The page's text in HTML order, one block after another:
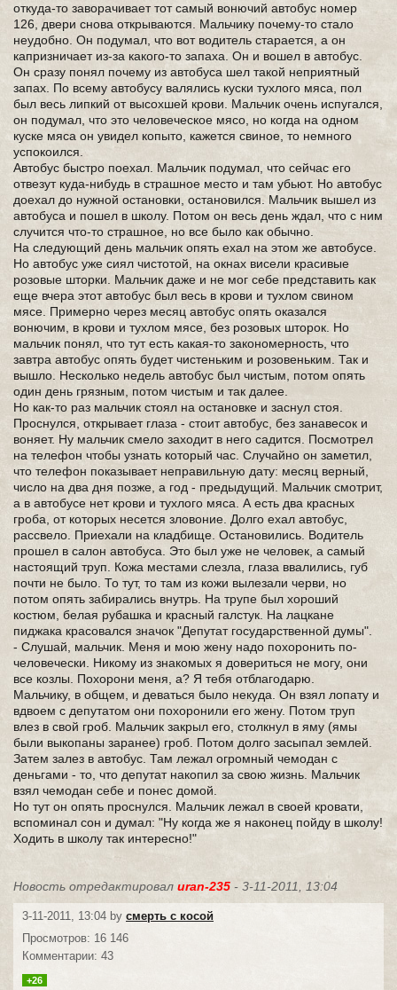
откуда-то заворачивает тот самый вонючий автобус номер
126, двери снова открываются. Мальчику почему-то стало
неудобно. Он подумал, что вот водитель старается, а он
капризничает из-за какого-то запаха. Он и вошел в автобус.
Он сразу понял почему из автобуса шел такой неприятный
запах. По всему автобусу валялись куски тухлого мяса, пол
был весь липкий от высохшей крови. Мальчик очень испугался,
он подумал, что это человеческое мясо, но когда на одном
куске мяса он увидел копыто, кажется свиное, то немного
успокоился.
Автобус быстро поехал. Мальчик подумал, что сейчас его
отвезут куда-нибудь в страшное место и там убьют. Но автобус
доехал до нужной остановки, остановился. Мальчик вышел из
автобуса и пошел в школу. Потом он весь день ждал, что с ним
случится что-то страшное, но все было как обычно.
На следующий день мальчик опять ехал на этом же автобусе.
Но автобус уже сиял чистотой, на окнах висели красивые
розовые шторки. Мальчик даже и не мог себе представить как
еще вчера этот автобус был весь в крови и тухлом свином
мясе. Примерно через месяц автобус опять оказался
вонючим, в крови и тухлом мясе, без розовых шторок. Но
мальчик понял, что тут есть какая-то закономерность, что
завтра автобус опять будет чистеньким и розовеньким. Так и
вышло. Несколько недель автобус был чистым, потом опять
один день грязным, потом чистым и так далее.
Но как-то раз мальчик стоял на остановке и заснул стоя.
Проснулся, открывает глаза - стоит автобус, без занавесок и
воняет. Ну мальчик смело заходит в него садится. Посмотрел
на телефон чтобы узнать который час. Случайно он заметил,
что телефон показывает неправильную дату: месяц верный,
число на два дня позже, а год - предыдущий. Мальчик смотрит,
а в автобусе нет крови и тухлого мяса. А есть два красных
гроба, от которых несется зловоние. Долго ехал автобус,
рассвело. Приехали на кладбище. Остановились. Водитель
прошел в салон автобуса. Это был уже не человек, а самый
настоящий труп. Кожа местами слезла, глаза ввалились, губ
почти не было. То тут, то там из кожи вылезали черви, но
потом опять забирались внутрь. На трупе был хороший
костюм, белая рубашка и красный галстук. На лацкане
пиджака красовался значок "Депутат государственной думы".
- Слушай, мальчик. Меня и мою жену надо похоронить по-
человечески. Никому из знакомых я довериться не могу, они
все козлы. Похорони меня, а? Я тебя отблагодарю.
Мальчику, в общем, и деваться было некуда. Он взял лопату и
вдвоем с депутатом они похоронили его жену. Потом труп
влез в свой гроб. Мальчик закрыл его, столкнул в яму (ямы
были выкопаны заранее) гроб. Потом долго засыпал землей.
Затем залез в автобус. Там лежал огромный чемодан с
деньгами - то, что депутат накопил за свою жизнь. Мальчик
взял чемодан себе и понес домой.
Но тут он опять проснулся. Мальчик лежал в своей кровати,
вспоминал сон и думал: "Ну когда же я наконец пойду в школу!
Ходить в школу так интересно!"
Новость отредактировал uran-235 - 3-11-2011, 13:04
3-11-2011, 13:04 by смерть с косой
Просмотров: 16 146
Комментарии: 43
+26